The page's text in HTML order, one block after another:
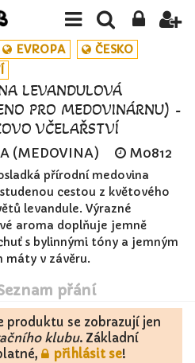
EVROPA
ČESKO
LEVANDULOVÁ
PRO MEDOVINÁRNU) -
VČELAŘSTVÍ
(MEDOVINA) M0812
přírodní medovina
cestou z květového
levandule. Výrazné
aroma doplňuje jemně
s bylinnými tóny a jemným
máty v závěru.
přání
produktu se zobrazují jen
klubu. Základní
přihlásit se!